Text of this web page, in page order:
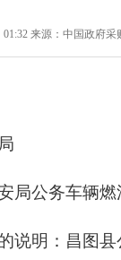
01:32来源： 中国政府采
局公务车辆燃
说明：昌图